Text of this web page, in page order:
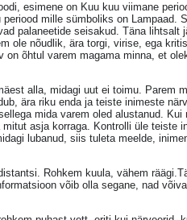
esimene on Kuu kuu viimane
mille sümboliks on Lampaad.
palaneetide seisakud. Täna lihtsalt
ole nõudlik, ära torgi, virise, ega
õhtul varem magama minna, et
alla, midagi uut ei toimu. Parem
ära riku enda ja teiste inimeste
mida varem oled alustanud. Kui
asja korraga. Kontrolli üle teiste
lubanud, siis tuleta meelde,
Rohkem kuula, vähem
võib olla segane, nad